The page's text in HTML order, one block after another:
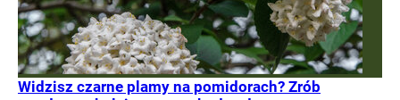
Widzisz czarne plamy na pomidorach? Zrób